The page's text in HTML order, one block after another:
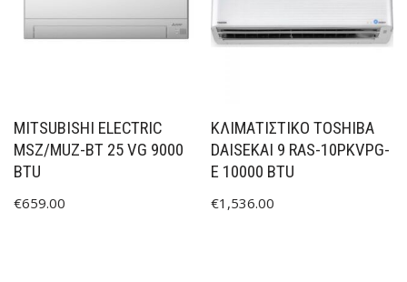
MITSUBISHI ELECTRIC
MSZ/MUZ-BT 25 VG 9000
BTU
€659.00
ΚΛΙΜΑΤΙΣΤΙΚΟ TOSHIBA
DAISEKAI 9 RAS-10PKVPG-
E 10000 BTU
€1,536.00